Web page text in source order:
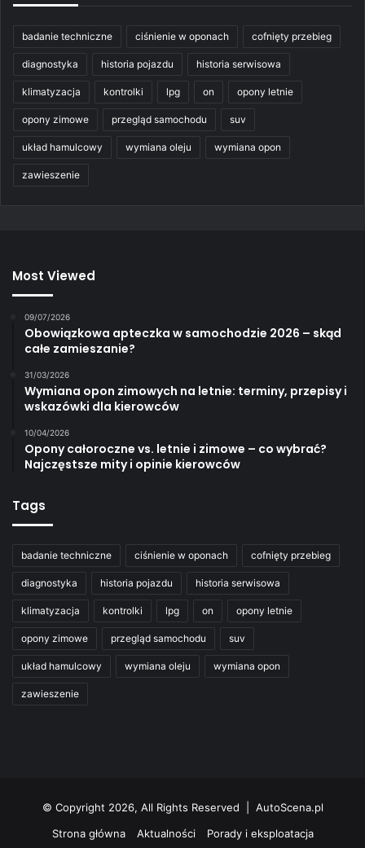
badanie techniczne ciśnienie w oponach cofnięty przebieg
diagnostyka historia pojazdu historia serwisowa
klimatyzacja kontrolki lpg on opony letnie
opony zimowe przegląd samochodu suv
układ hamulcowy wymiana oleju wymiana opon
zawieszenie
Most Viewed
09/07/2026
Obowiązkowa apteczka w samochodzie 2026 – skąd
całe zamieszanie?
31/03/2026
Wymiana opon zimowych na letnie: terminy, przepisy i
wskazówki dla kierowców
10/04/2026
Opony całoroczne vs. letnie i zimowe – co wybrać?
Najczęstsze mity i opinie kierowców
Tags
badanie techniczne ciśnienie w oponach cofnięty przebieg
diagnostyka historia pojazdu historia serwisowa
klimatyzacja kontrolki lpg on opony letnie
opony zimowe przegląd samochodu suv
układ hamulcowy wymiana oleju wymiana opon
zawieszenie
© Copyright 2026, All Rights Reserved | AutoScena.pl
Strona główna
Aktualności Porady i eksploatacja